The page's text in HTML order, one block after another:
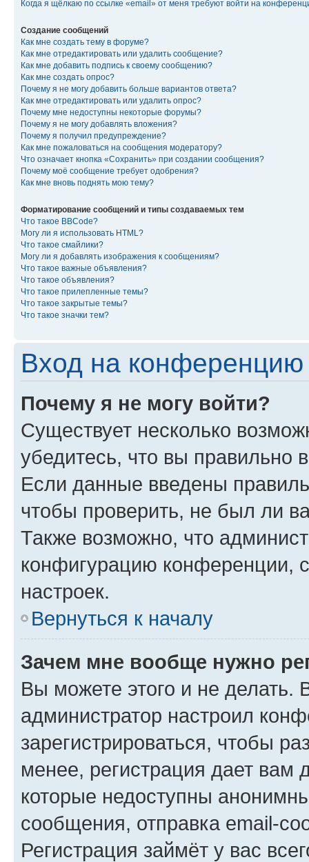
Когда я щёлкаю по ссылке «email» от меня требуют войти на
Создание сообщений
Как мне создать тему в форуме?
Как мне отредактировать или удалить сообщение?
Как мне добавить подпись к своему сообщению?
Как мне создать опрос?
Почему я не могу добавить больше вариантов ответа?
Как мне отредактировать или удалить опрос?
Почему мне недоступны некоторые форумы?
Почему я не могу добавлять вложения?
Почему я получил предупреждение?
Как мне пожаловаться на сообщения модератору?
Что означает кнопка «Сохранить» при создании сообщения?
Почему моё сообщение требует одобрения?
Как мне вновь поднять мою тему?
Форматирование сообщений и типы создаваемых тем
Что такое BBCode?
Могу ли я использовать HTML?
Что такое смайлики?
Могу ли я добавлять изображения к сообщениям?
Что такое важные объявления?
Что такое объявления?
Что такое прилепленные темы?
Что такое закрытые темы?
Что такое значки тем?
Вход на конференцию
Почему я не могу войти?
Существует несколько
убедитесь, что вы правильно
Если данные введены
чтобы проверить, не был ли
Также возможно, что
конфигурацию конференции,
настроек.
Вернуться к началу
Зачем мне вообще нужно
Вы можете этого и не делать.
администратор настроил
зарегистрироваться, чтобы
менее, регистрация дает вам
которые недоступны
сообщения, отправка email-
Регистрация займёт у вас